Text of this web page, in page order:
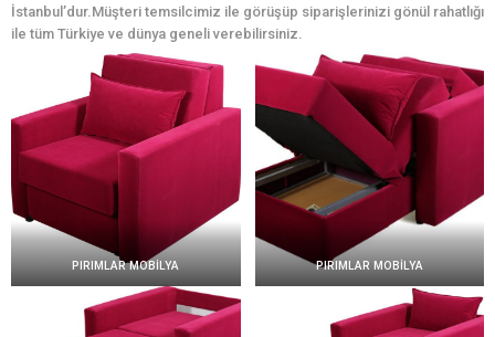
İstanbul’dur.Müşteri temsilcimiz ile görüşüp siparişlerinizi gönül rahatlığı
ile tüm Türkiye ve dünya geneli verebilirsiniz.
PIRIMLAR MOBİLYA PIRIMLAR MOBİLYA